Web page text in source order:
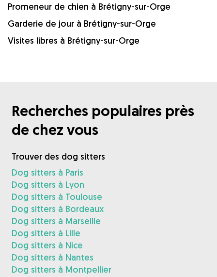
Promeneur de chien à Brétigny-sur-Orge
Garderie de jour à Brétigny-sur-Orge
Visites libres à Brétigny-sur-Orge
Recherches populaires près
de chez vous
Trouver des dog sitters
Dog sitters à Paris
Dog sitters à Lyon
Dog sitters à Toulouse
Dog sitters à Bordeaux
Dog sitters à Marseille
Dog sitters à Lille
Dog sitters à Nice
Dog sitters à Nantes
Dog sitters à Montpellier